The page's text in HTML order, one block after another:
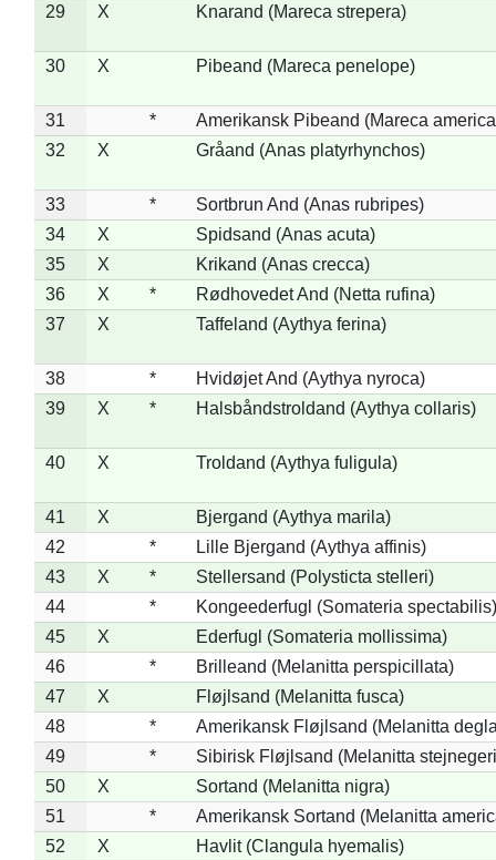
29
X Knarand (Mareca strepera)
30 X Pibeand (Mareca penelope)
31 *
Amerikansk Pibeand (Mareca
32
X Gråand (Anas platyrhynchos)
33 *
Sortbrun And (Anas rubripes)
34
X
Spidsand (Anas acuta)
35
X
Krikand (Anas crecca)
36
X *
Rødhovedet And (Netta rufina)
37
X Taffeland (Aythya ferina)
38 *
Hvidøjet And (Aythya nyroca)
39
X * Halsbåndstroldand (Aythya collaris)
40 X Troldand (Aythya fuligula)
41 X
Bjergand (Aythya marila)
42
*
Lille Bjergand (Aythya affinis)
43
X *
Stellersand (Polysticta stelleri)
44
*
Kongeederfugl (Somateria spectabilis)
45
X
Ederfugl (Somateria mollissima)
46
*
Brilleand (Melanitta perspicillata)
47
X
Fløjlsand (Melanitta fusca)
48
*
Amerikansk Fløjlsand (Melanitta
49
*
Sibirisk Fløjlsand (Melanitta
50
X
Sortand (Melanitta nigra)
51
*
Amerikansk Sortand (Melanitta
52
X
Havlit (Clangula hyemalis)